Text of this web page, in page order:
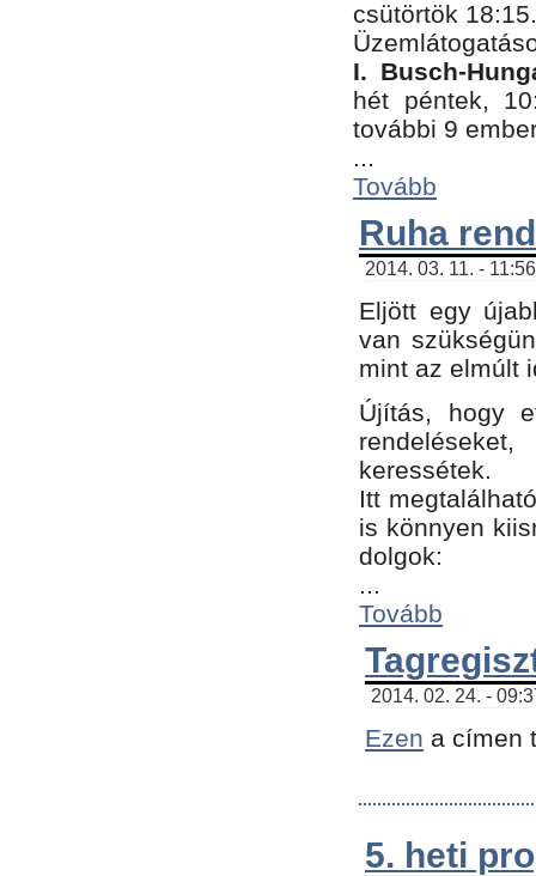
csütörtök 18:15.
I. Busch-
hét péntek,
további 9
...
Tovább
Ruha
2014. 03. 11. -
Eljött egy
van
mint az elmúlt
Újítás, hogy
keressétek.
Itt
is könnyen
dolgok:
...
Tovább
2014. 02. 24. -
Ezen a címen
5. heti